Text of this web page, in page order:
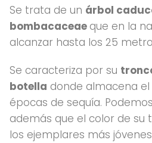
Se trata de un árbol
bombacaceae que en la
alcanzar hasta los 25
Se caracteriza por su
botella donde almacena
épocas de sequía.
además que el color de su
los ejemplares más